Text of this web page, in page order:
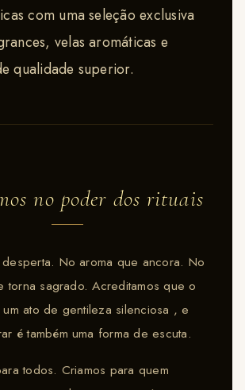
com uma seleção exclusiva
velas aromáticas e
qualidade superior.
no poder dos rituais
No aroma que ancora. No
torna sagrado. Acreditamos que o
ato de gentileza silenciosa , e
é também uma forma de escuta.
todos. Criamos para quem